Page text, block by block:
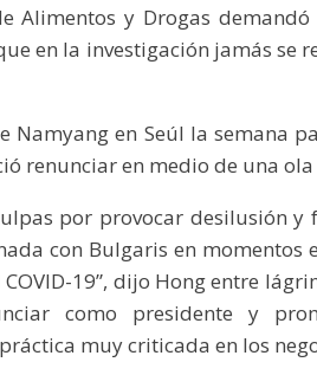
Alimentos y Drogas
en la investigación jamás se
en Seúl la semana
renunciar en medio de una
por provocar desilusión
con Bulgaris en momentos
19”, dijo Hong entre
como presidente y
muy criticada en los